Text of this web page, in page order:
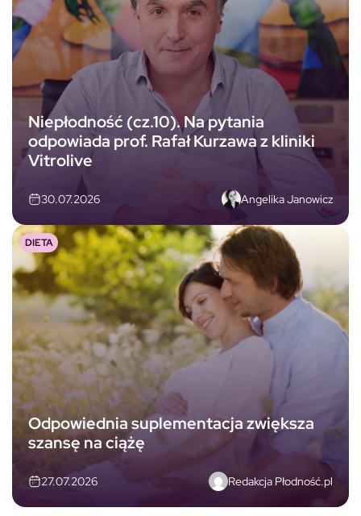
Niepłodność (cz.10). Na pytania
odpowiada prof. Rafał Kurzawa z kliniki
Vitrolive
30.07.2026 Angelika Janowicz
Odpowiednia suplementacja zwiększa
szansę na ciążę
27.07.2026 Redakcja Płodność.pl
DIETA